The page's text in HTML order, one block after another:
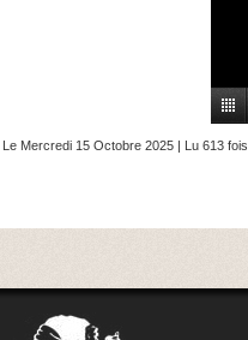
Le Mercredi 15 Octobre 2025 | Lu 613 fois